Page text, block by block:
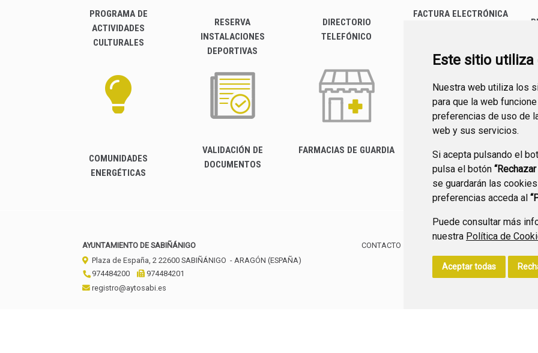
Este sitio
Nuestra web utiliza los
para que la web
preferencias de uso de
web y sus servicios.
Si acepta pulsando el
pulsa el botón
se guardarán las
preferencias acceda al
Puede consultar más
nuestra Política de
Aceptar todas
PROGRAMA DE
ACTIVIDADES
CULTURALES
RESERVA
INSTALACIONES
DEPORTIVAS
DIRECTORIO
TELEFÓNICO
FACTURA ELECTRÓNICA
COMUNIDADES
ENERGÉTICAS
VALIDACIÓN DE
DOCUMENTOS
FARMACIAS DE GUARDIA
CANAL YOUTUBE
AYUNTAMIENTO DE SABIÑÁNIGO
Plaza de España, 2 22600 SABIÑÁNIGO - ARAGÓN (ESPAÑA)
974484200
974484201
registro@aytosabi.es
CONTACTO